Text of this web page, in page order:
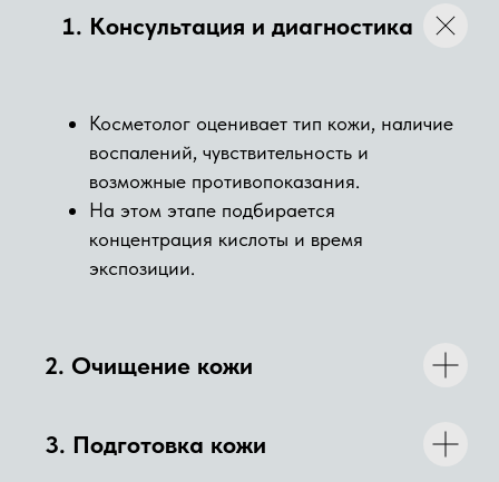
Консультация и диагностика
Косметолог оценивает тип кожи, наличие
воспалений, чувствительность и
возможные противопоказания.
На этом этапе подбирается
концентрация кислоты и время
экспозиции.
2. Очищение кожи
3. Подготовка кожи
ЗАБОЛЕВАНИЯ КОЖИ;
СПЕЦИАЛИСТОМ;
НЕДАВНИЕ АГРЕССИВНЫЕ
НЕ ВОССТАНОВИЛАСЬ.
КТО ОКАЗЫВАЕТ УСЛУГИ